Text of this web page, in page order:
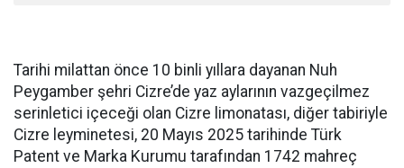
Tarihi milattan önce 10 binli yıllara dayanan Nuh
Peygamber şehri Cizre’de yaz aylarının vazgeçilmez
serinletici içeceği olan Cizre limonatası, diğer tabiriyle
Cizre leyminetesi, 20 Mayıs 2025 tarihinde Türk
Patent ve Marka Kurumu tarafından 1742 mahreç